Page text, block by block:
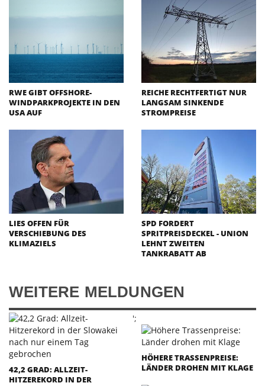
RWE GIBT OFFSHORE-
WINDPARKPROJEKTE IN DEN
USA AUF
REICHE RECHTFERTIGT NUR
LANGSAM SINKENDE
STROMPREISE
LIES OFFEN FÜR
VERSCHIEBUNG DES
KLIMAZIELS
SPD FORDERT
SPRITPREISDECKEL - UNION
LEHNT ZWEITEN
TANKRABATT AB
WEITERE MELDUNGEN
';
42,2 GRAD: ALLZEIT-
HITZEREKORD IN DER
HÖHERE TRASSENPREISE:
LÄNDER DROHEN MIT KLAGE